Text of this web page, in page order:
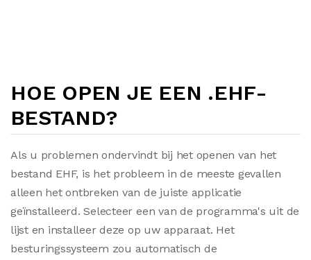
HOE OPEN JE EEN .EHF-
BESTAND?
Als u problemen ondervindt bij het openen van het
bestand EHF, is het probleem in de meeste gevallen
alleen het ontbreken van de juiste applicatie
geïnstalleerd. Selecteer een van de programma's uit de
lijst en installeer deze op uw apparaat. Het
besturingssysteem zou automatisch de